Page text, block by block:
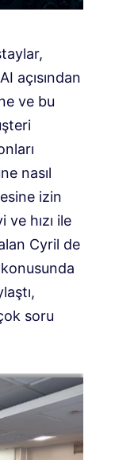
açısından
ve bu
nasıl
izin
ve hızı ile
Cyril de
soru